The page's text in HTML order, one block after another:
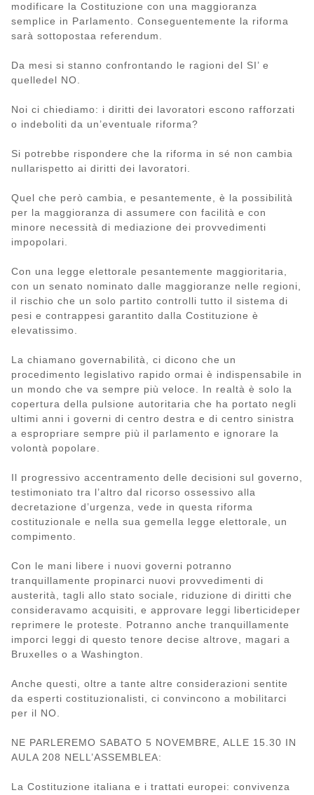
modificare la Costituzione con una maggioranza
semplice in Parlamento. Conseguentemente la riforma
sarà sottopostaa referendum.
Da mesi si stanno confrontando le ragioni del SI’ e
quelledel NO.
Noi ci chiediamo: i diritti dei lavoratori escono rafforzati
o indeboliti da un’eventuale riforma?
Si potrebbe rispondere che la riforma in sé non cambia
nullarispetto ai diritti dei lavoratori.
Quel che però cambia, e pesantemente, è la possibilità
per la maggioranza di assumere con facilità e con
minore necessità di mediazione dei provvedimenti
impopolari.
Con una legge elettorale pesantemente maggioritaria,
con un senato nominato dalle maggioranze nelle regioni,
il rischio che un solo partito controlli tutto il sistema di
pesi e contrappesi garantito dalla Costituzione è
elevatissimo.
La chiamano governabilità, ci dicono che un
procedimento legislativo rapido ormai è indispensabile in
un mondo che va sempre più veloce. In realtà è solo la
copertura della pulsione autoritaria che ha portato negli
ultimi anni i governi di centro destra e di centro sinistra
a espropriare sempre più il parlamento e ignorare la
volontà popolare.
Il progressivo accentramento delle decisioni sul governo,
testimoniato tra l’altro dal ricorso ossessivo alla
decretazione d’urgenza, vede in questa riforma
costituzionale e nella sua gemella legge elettorale, un
compimento.
Con le mani libere i nuovi governi potranno
tranquillamente propinarci nuovi provvedimenti di
austerità, tagli allo stato sociale, riduzione di diritti che
consideravamo acquisiti, e approvare leggi liberticideper
reprimere le proteste. Potranno anche tranquillamente
imporci leggi di questo tenore decise altrove, magari a
Bruxelles o a Washington.
Anche questi, oltre a tante altre considerazioni sentite
da esperti costituzionalisti, ci convincono a mobilitarci
per il NO.
NE PARLEREMO SABATO 5 NOVEMBRE, ALLE 15.30 IN
AULA 208 NELL’ASSEMBLEA:
La Costituzione italiana e i trattati europei: convivenza